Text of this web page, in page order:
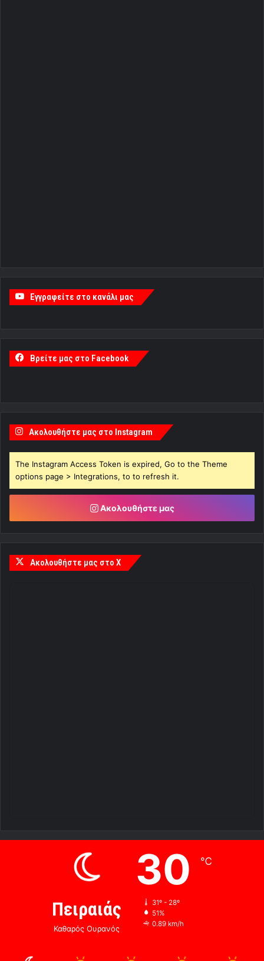
Εγγραφείτε στο κανάλι μας
Βρείτε μας στο Facebook
Ακολουθήστε μας στο Instagram
The Instagram Access Token is expired, Go to the Theme
options page > Integrations, to to refresh it.
Ακολουθήστε μας
Ακολουθήστε μας στο X
Πειραιάς
Καθαρός Ουρανός
30 ℃
31º - 28º
51%
0.89 km/h